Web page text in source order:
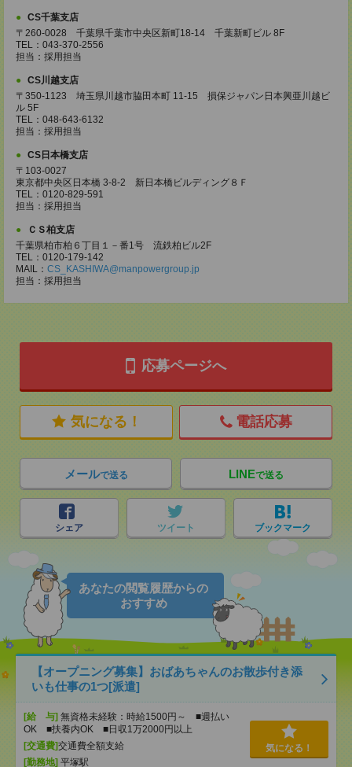
CS千葉支店
〒260-0028 千葉県千葉市中央区新町18-14 千葉新町ビル 8F
TEL：043-370-2556
担当：採用担当
CS川越支店
〒350-1123 埼玉県川越市脇田本町 11-15 損保ジャパン日本興亜川越ビ
ル 5F
TEL：048-643-6132
担当：採用担当
CS日本橋支店
〒103-0027
東京都中央区日本橋 3-8-2 新日本橋ビルディング８Ｆ
TEL：0120-829-591
担当：採用担当
ＣＳ柏支店
千葉県柏市柏６丁目１－番1号 流鉄柏ビル2F
TEL：0120-179-142
MAIL： CS_KASHIWA@manpowergroup.jp
担当：採用担当
応募ページへ
気になる！ 電話応募
メールで送る LINEで送る
シェア ツイート ブックマーク
あなたの閲覧履歴からの
おすすめ
【オープニング募集】おばあちゃんのお散歩付き添
いも仕事の1つ[派遣]
[給 与] 無資格未経験：時給1500円～ ■週払い
OK ■扶養内OK ■日収1万2000円以上
[交通費]交通費全額支給
[勤務地] 平塚駅
気になる！